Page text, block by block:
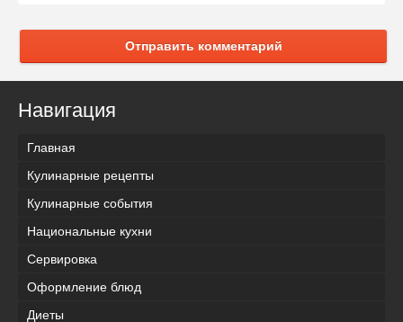
Отправить комментарий
Навигация
Главная
Кулинарные рецепты
Кулинарные события
Национальные кухни
Сервировка
Оформление блюд
Диеты